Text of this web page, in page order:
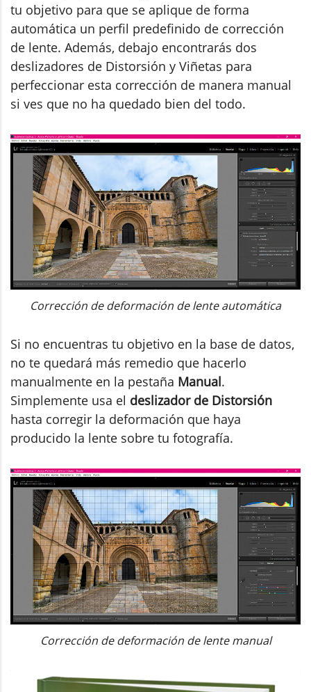
tu objetivo para que se aplique de forma
automática un perfil predefinido de corrección
de lente. Además, debajo encontrarás dos
deslizadores de Distorsión y Viñetas para
perfeccionar esta corrección de manera manual
si ves que no ha quedado bien del todo.
Corrección de deformación de lente automática
Si no encuentras tu objetivo en la base de datos,
no te quedará más remedio que hacerlo
manualmente en la pestaña Manual.
Simplemente usa el deslizador de Distorsión
hasta corregir la deformación que haya
producido la lente sobre tu fotografía.
Corrección de deformación de lente manual